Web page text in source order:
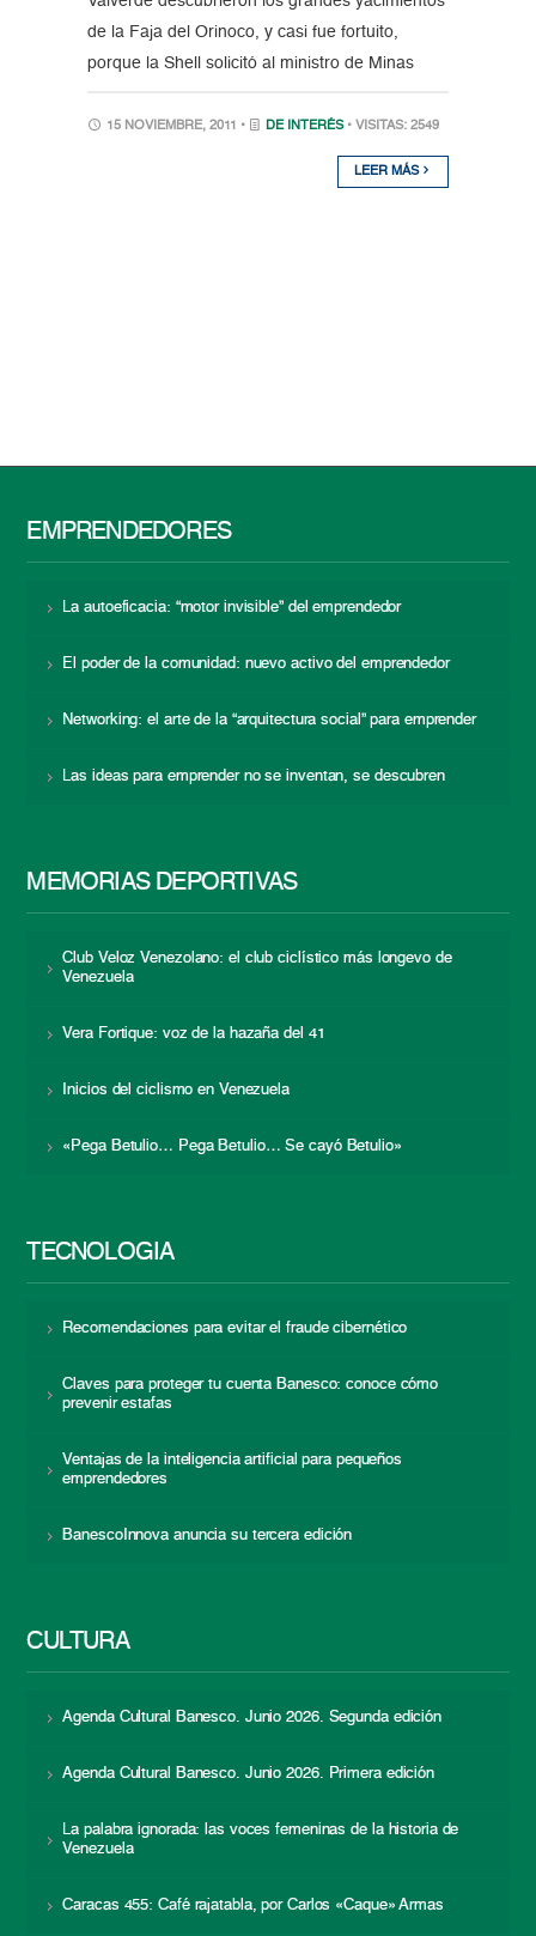
de la Faja del Orinoco, y casi fue fortuito,
porque la Shell solicitó al ministro de Minas
15 NOVIEMBRE, 2011 • DE INTERÉS • VISITAS: 2549
LEER MÁS
EMPRENDEDORES
La autoeficacia: “motor invisible” del emprendedor
El poder de la comunidad: nuevo activo del emprendedor
Networking: el arte de la “arquitectura social” para emprender
Las ideas para emprender no se inventan, se descubren
MEMORIAS DEPORTIVAS
Club Veloz Venezolano: el club ciclístico más longevo de
Venezuela
Vera Fortique: voz de la hazaña del 41
Inicios del ciclismo en Venezuela
«Pega Betulio… Pega Betulio… Se cayó Betulio»
TECNOLOGÍA
Recomendaciones para evitar el fraude cibernético
Claves para proteger tu cuenta Banesco: conoce cómo
prevenir estafas
Ventajas de la inteligencia artificial para pequeños
emprendedores
BanescoInnova anuncia su tercera edición
CULTURA
Agenda Cultural Banesco. Junio 2026. Segunda edición
Agenda Cultural Banesco. Junio 2026. Primera edición
La palabra ignorada: las voces femeninas de la historia de
Venezuela
Caracas 455: Café rajatabla, por Carlos «Caque» Armas